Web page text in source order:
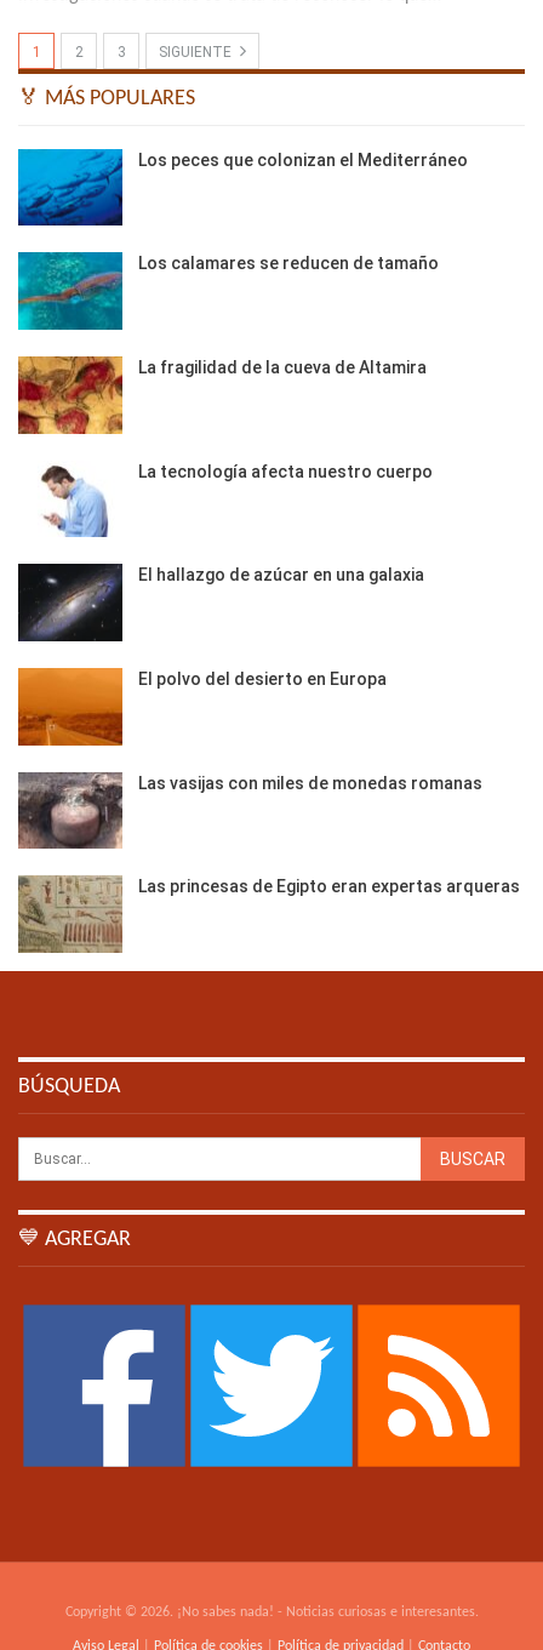
1 2 3 SIGUIENTE
🏅 MÁS POPULARES
Los peces que colonizan el Mediterráneo
Los calamares se reducen de tamaño
La fragilidad de la cueva de Altamira
La tecnología afecta nuestro cuerpo
El hallazgo de azúcar en una galaxia
El polvo del desierto en Europa
Las vasijas con miles de monedas romanas
Las princesas de Egipto eran expertas arqueras
BÚSQUEDA
💙 AGREGAR
Copyright © 2026. ¡No sabes nada! - Noticias curiosas e interesantes.
Aviso Legal Política de cookies Política de privacidad Contacto